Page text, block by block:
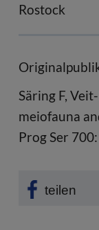
Rostock
Säring F,
meiofauna
Prog Ser
teilen